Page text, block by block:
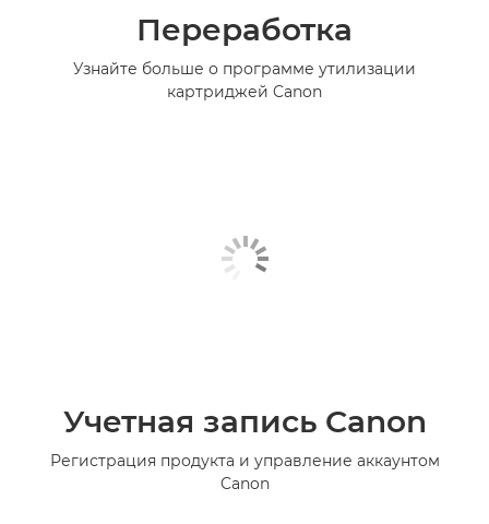
Переработка
Узнайте больше о программе утилизации
картриджей Canon
Учетная запись Canon
Регистрация продукта и управление аккаунтом
Canon